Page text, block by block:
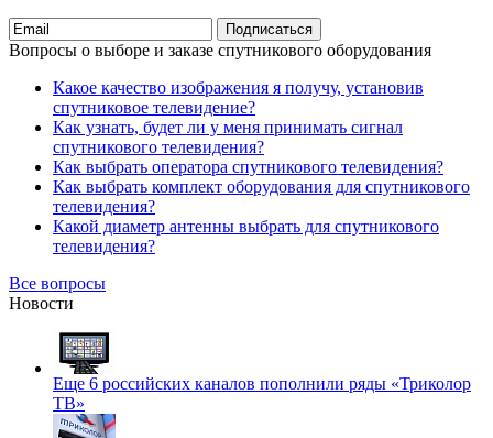
Подписаться
Вопросы о выборе и заказе спутникового оборудования
Какое качество изображения я получу, установив
спутниковое телевидение?
Как узнать, будет ли у меня принимать сигнал
спутникового телевидения?
Как выбрать оператора спутникового телевидения?
Как выбрать комплект оборудования для спутникового
телевидения?
Какой диаметр антенны выбрать для спутникового
телевидения?
Все вопросы
Новости
Еще 6 российских каналов пополнили ряды «Триколор
ТВ»